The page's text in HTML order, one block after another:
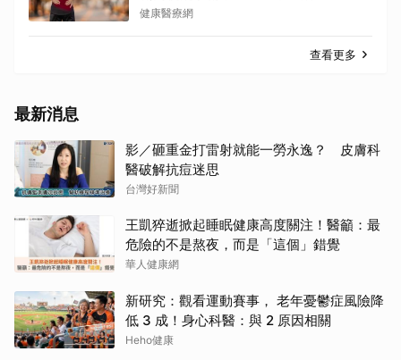
健康醫療網
查看更多
最新消息
影／砸重金打雷射就能一勞永逸？ 皮膚科
醫破解抗痘迷思
台灣好新聞
王凱猝逝掀起睡眠健康高度關注！醫籲：最
危險的不是熬夜，而是「這個」錯覺
華人健康網
新研究：觀看運動賽事， 老年憂鬱症風險降
低 3 成！身心科醫：與 2 原因相關
Heho健康